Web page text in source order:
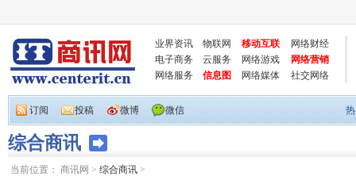
业界资讯 物联网 移动互联
网络财经
电子商务
云服务 网络游戏
网络营销
网络服务
信息图 网络媒体 社交网络
订阅 投稿 微博 微信
综合商讯
当前位置： 商讯网 > 综合商讯 >